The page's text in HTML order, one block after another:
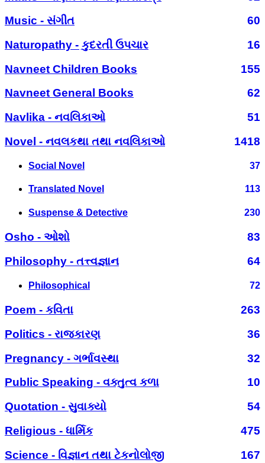
Music - સંગીત
60
Naturopathy - કુદરતી ઉપચાર
16
Navneet Children Books
155
Navneet General Books
62
Navlika - નવલિકાઓ
51
Novel - નવલકથા તથા નવલિકાઓ
1418
Social Novel 37
Translated Novel 113
Suspense & Detective 230
Osho - ઓશો
83
Philosophy - તત્ત્વજ્ઞાન
64
Philosophical 72
Poem - કવિતા
263
Politics - રાજકારણ
36
Pregnancy - ગર્ભાવસ્થા
32
Public Speaking - વક્તુત્વ કળા
10
Quotation - સુવાક્યો
54
Religious - ધાર્મિક
475
Science - વિજ્ઞાન તથા ટેકનોલોજી
167